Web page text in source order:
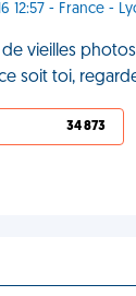
12:57 - France -
vieilles
soit toi,
34 873